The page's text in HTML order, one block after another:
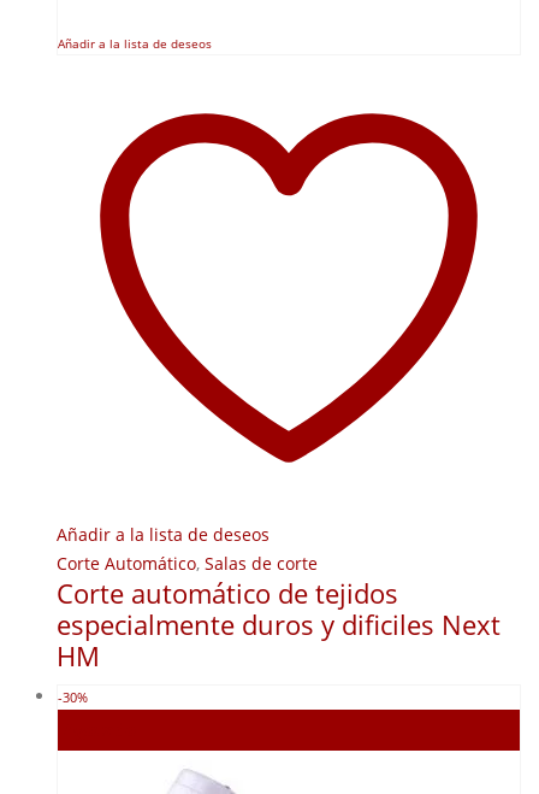
Añadir a la lista de deseos
Añadir a la lista de deseos
Corte Automático, Salas de corte
Corte automático de tejidos
especialmente duros y dificiles Next
HM
-30%